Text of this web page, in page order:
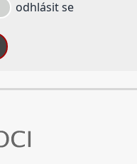
odhlásit se